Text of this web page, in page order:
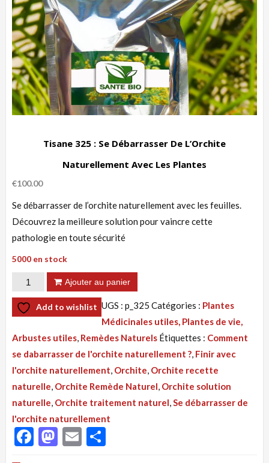
Tisane 325 : Se Débarrasser De L’Orchite
Naturellement Avec Les Plantes
€100.00
Se débarrasser de l’orchite naturellement avec les feuilles.
Découvrez la meilleure solution pour vaincre cette
pathologie en toute sécurité
5000 en stock
quantité
de
Tisane
:
Se
Débarrasser
De
L'Orchite
Naturellement
Avec
Ajouter au panier
Add to wishlist UGS : p_325 Catégories : Plantes
Médicinales utiles, Plantes de vie,
Arbustes utiles, Remèdes Naturels Étiquettes : Comment
se dabarrasser de l'orchite naturellement ?, Finir avec
l'orchite naturellement, Orchite, Orchite recette
naturelle, Orchite Remède Naturel, Orchite solution
naturelle, Orchite traitement naturel,Se débarrasser de
l'orchite naturellement
Facebook
Mastodon
Email